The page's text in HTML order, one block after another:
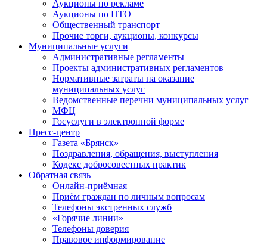
Аукционы по рекламе
Аукционы по НТО
Общественный транспорт
Прочие торги, аукционы, конкурсы
Муниципальные услуги
Административные регламенты
Проекты административных регламентов
Нормативные затраты на оказание
муниципальных услуг
Ведомственные перечни муниципальных услуг
МФЦ
Госуслуги в электронной форме
Пресс-центр
Газета «Брянск»
Поздравления, обращения, выступления
Кодекс добросовестных практик
Обратная связь
Онлайн-приёмная
Приём граждан по личным вопросам
Телефоны экстренных служб
«Горячие линии»
Телефоны доверия
Правовое информирование